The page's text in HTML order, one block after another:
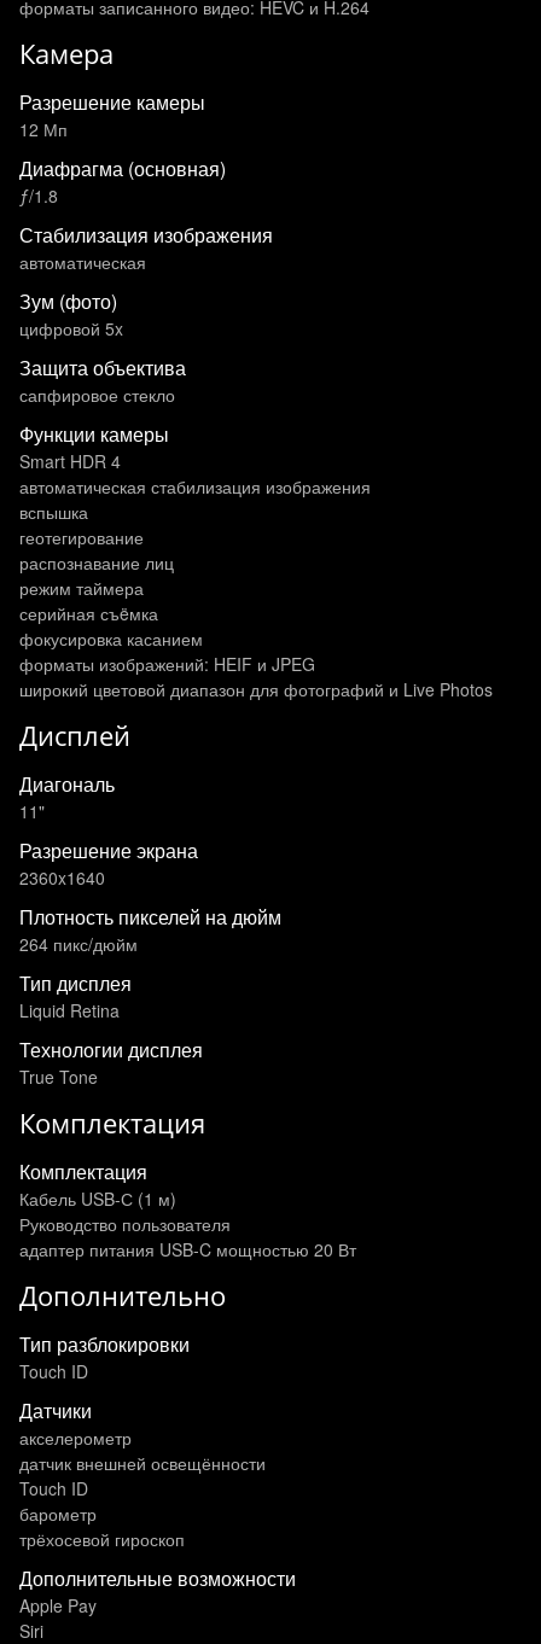
форматы записанного видео: HEVC и H.264
Камера
Разрешение камеры
12 Мп
Диафрагма (основная)
ƒ/1.8
Стабилизация изображения
автоматическая
Зум (фото)
цифровой 5x
Защита объектива
сапфировое стекло
Функции камеры
Smart HDR 4
автоматическая стабилизация изображения
вспышка
геотегирование
распознавание лиц
режим таймера
серийная съëмка
фокусировка касанием
форматы изображений: HEIF и JPEG
широкий цветовой диапазон для фотографий и Live Photos
Дисплей
Диагональ
11"
Разрешение экрана
2360x1640
Плотность пикселей на дюйм
264 пикс/дюйм
Тип дисплея
Liquid Retina
Технологии дисплея
True Tone
Комплектация
Комплектация
Кабель USB-С (1 м)
Руководство пользователя
адаптер питания USB‑C мощностью 20 Вт
Дополнительно
Тип разблокировки
Touch ID
Датчики
акселерометр
датчик внешней освещённости
Touch ID
барометр
трёхосевой гироскоп
Дополнительные возможности
Apple Pay
Siri